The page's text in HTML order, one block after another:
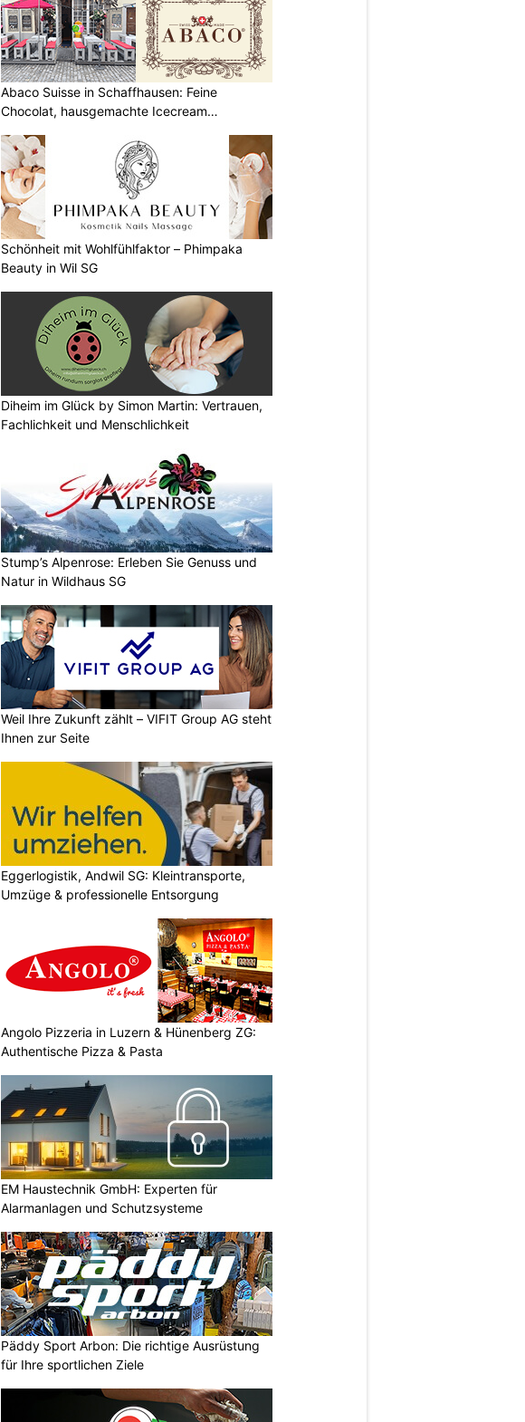
Abaco Suisse in Schaffhausen: Feine
Chocolat, hausgemachte Icecream
Schönheit mit Wohlfühlfaktor – Phimpaka
Beauty in Wil SG
Diheim im Glück by Simon Martin: Vertrauen,
Fachlichkeit und Menschlichkeit
Stump’s Alpenrose: Erleben Sie Genuss und
Natur in Wildhaus SG
Weil Ihre Zukunft zählt – VIFIT Group AG steht
Ihnen zur Seite
Eggerlogistik, Andwil SG: Kleintransporte,
Umzüge & professionelle Entsorgung
Angolo Pizzeria in Luzern & Hünenberg ZG:
Authentische Pizza & Pasta
EM Haustechnik GmbH: Experten für
Alarmanlagen und Schutzsysteme
Päddy Sport Arbon: Die richtige Ausrüstung
für Ihre sportlichen Ziele